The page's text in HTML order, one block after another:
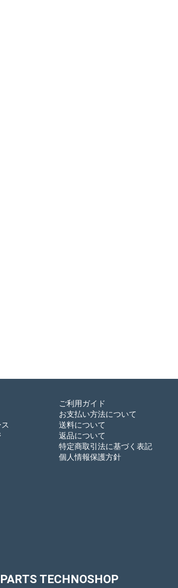
ご利用ガイド
お支払い方法について
送料について
返品について
特定商取引法に基づく表記
個人情報保護方針
TECHNOSHOP